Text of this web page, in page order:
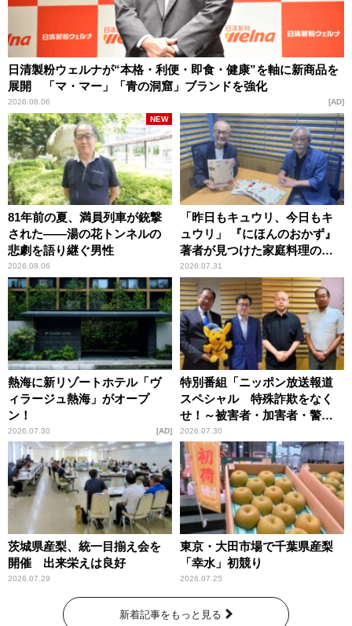
日清製粉ウェルナが“本格・利便・即食・健康”を軸に新商品を
展開 「マ・マー」「青の洞窟」ブランドを強化
2026.08.06 AD
81年前の夏、満員列車が銃撃
された――湯の花トンネルの
悲劇を語り継ぐ男性
2026.08.06
NEW
「昨日もキュウリ、今日もキ
ュウリ」 『にほんのおかず』
著者が見つけた家庭料理の知
恵
2026.07.31
熱海に新リゾートホテル「ヴ
ィラージュ熱海」がオープ
ン！
2026.07.30 AD
特別番組「ニッポン放送報道
スペシャル 特殊詐欺をなく
せ！～被害者・加害者・警視
庁が語るトクリュウの実態
～」放送
2026.07.30
茨城県産梨、統一目揃え会を
開催 出来栄えは良好
2026.07.29
東京・大田市場で千葉県産梨
「幸水」初競り
2026.07.25
新着記事をもっと見る